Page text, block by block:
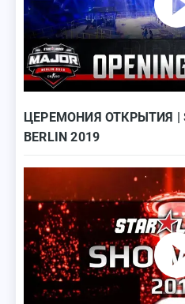
ЦЕРЕМОНИЯ ОТКРЫТИЯ |
BERLIN 2019